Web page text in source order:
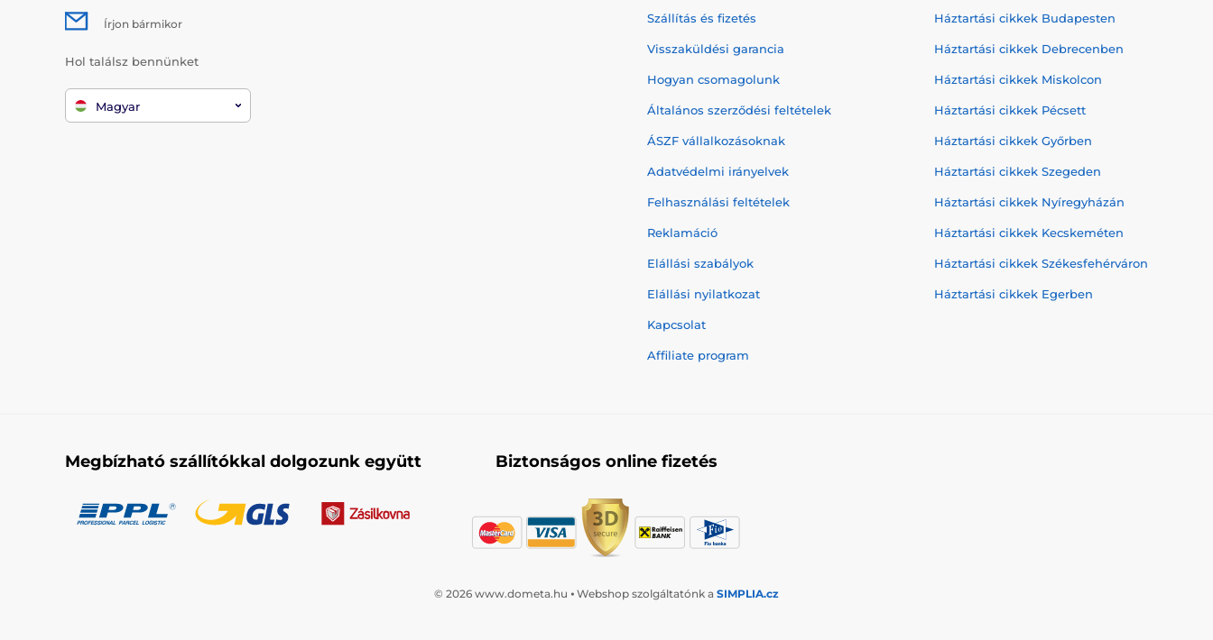
Írjon bármikor
Hol találsz bennünket
Magyar
Szállítás és fizetés
Visszaküldési garancia
Hogyan csomagolunk
Általános szerződési feltételek
ÁSZF vállalkozásoknak
Adatvédelmi irányelvek
Felhasználási feltételek
Reklamáció
Elállási szabályok
Elállási nyilatkozat
Kapcsolat
Affiliate program
Háztartási cikkek Budapesten
Háztartási cikkek Debrecenben
Háztartási cikkek Miskolcon
Háztartási cikkek Pécsett
Háztartási cikkek Győrben
Háztartási cikkek Szegeden
Háztartási cikkek Nyíregyházán
Háztartási cikkek Kecskeméten
Háztartási cikkek Székesfehérváron
Háztartási cikkek Egerben
Megbízható szállítókkal dolgozunk együtt Biztonságos online fizetés
© 2026 www.dometa.hu ⦁ Webshop szolgáltatónk a SIMPLIA.cz